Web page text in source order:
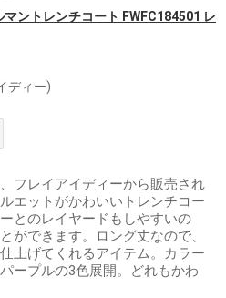
ントレンチコート FWFC184501 レ
ディー)
フレイアイディーから販売され
エットがかわいいトレンチコー
とのレイヤードもしやすいの
ができます。ロング丈なので、
上げてくれるアイテム。カラー
ープルの3色展開。どれもかわ